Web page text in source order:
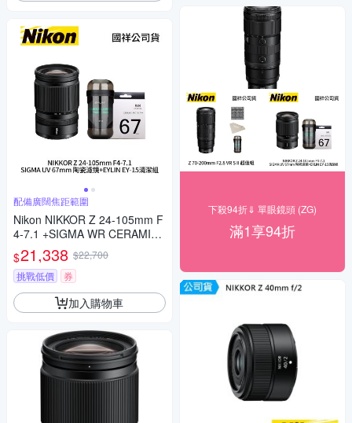
配備廣闊焦距範圍
Nikon NIKKOR Z 24-105mm F
4-7.1 +SIGMA WR CERAMIC
UV 67mm 陶瓷濾鏡 + EYLIN E
Y-15 清潔組 (公司貨)
$21,338 $22,700
挑戰低價
券
加入購物車
下殺94折⇓ 單眼鏡頭 (ZG)
滿1享94折